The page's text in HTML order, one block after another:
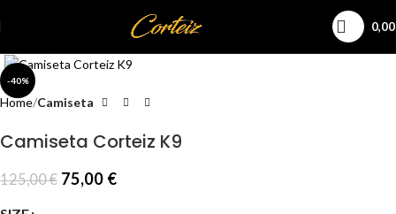
-40%
Click to enlarge
Home Camiseta
Camiseta Corteiz K9
125,00€ 75,00 €